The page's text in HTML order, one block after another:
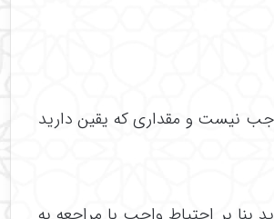
نیست و مقداری که یقین دارید